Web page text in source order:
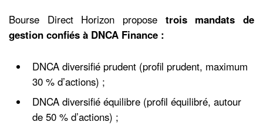
Bourse Direct Horizon propose trois mandats de
gestion confiés à DNCA Finance :
DNCA diversifié prudent (profil prudent, maximum
30 % d’actions) ;
DNCA diversifié équilibre (profil équilibré, autour
de 50 % d’actions) ;